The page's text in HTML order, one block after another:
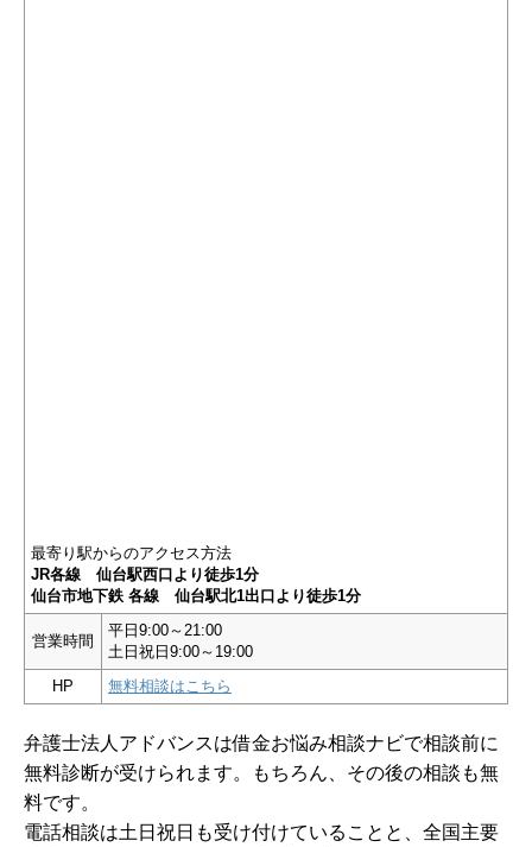
最寄り駅からのアクセス方法
JR各線 仙台駅西口より徒歩1分
仙台市地下鉄 各線 仙台駅北1出口より徒歩1分
営業時間
平日9:00～21:00
土日祝日9:00～19:00
HP
無料相談はこちら
弁護士法人アドバンスは借金お悩み相談ナビで相談前に
無料診断が受けられます。もちろん、その後の相談も無
料です。
電話相談は土日祝日も受け付けていることと、全国主要